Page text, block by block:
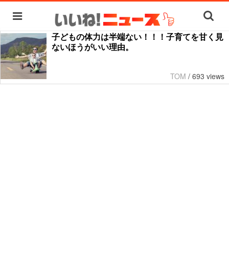
子どもの体力は半端ない！！！子育てを甘く見
ないほうがいい理由。
TOM / 693 views